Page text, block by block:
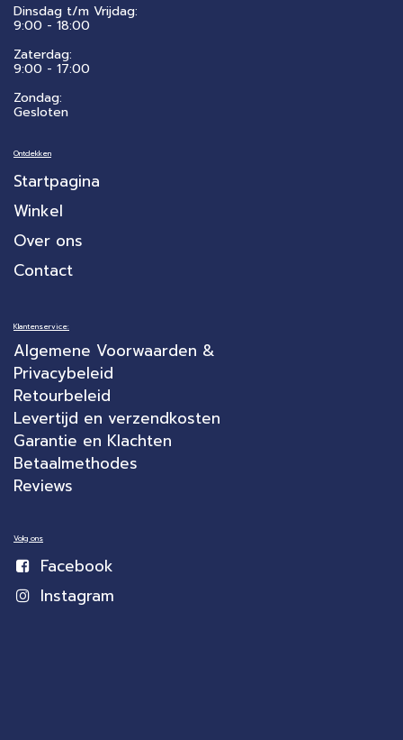
Dinsdag t/m Vrijdag:
9:00 - 18:00
Zaterdag:
​9:00 - 17:00
Zondag:
Gesloten
Ontdekken
Startpagina
Winkel
Over ons
Contact
Klantenservice:
Algemene Voorwaarden &
Privacybeleid
Retourbeleid
Levertijd en verzendkosten
Garantie en Klachten
Betaalmethodes
Reviews
Volg ons
Facebook
Instagram